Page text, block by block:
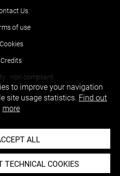
Us
of use
Cookies
Credits
: non compliant
to improve your navigation
site usage statistics. Find out
more
ALL
TECHNICAL COOKIES